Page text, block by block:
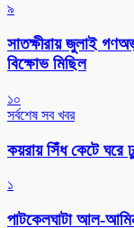
৯
সাতক্ষীরায় জুলাই
বিক্ষোভ মিছিল
১০
সর্বশেষ সব খবর
কয়রায় সিঁধ কেটে ঘরে
১
পাটকেলঘাটা আল-